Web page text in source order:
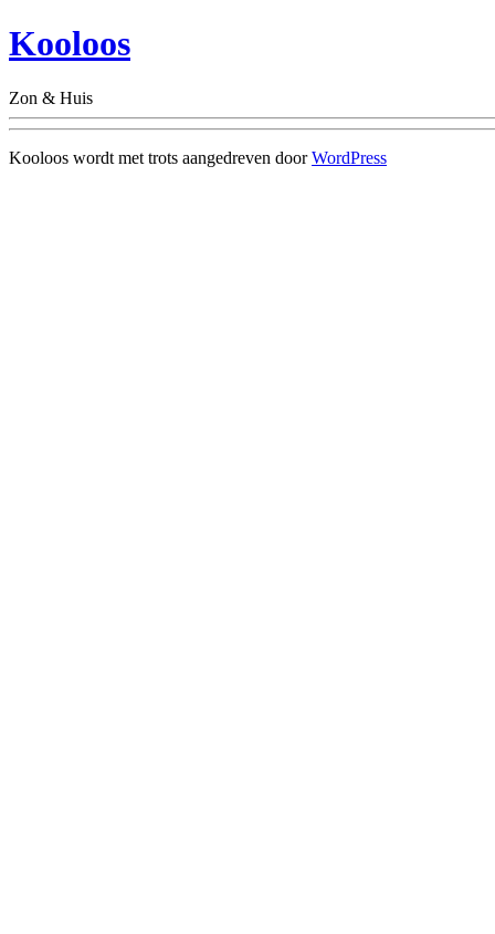
Kooloos
Zon & Huis
Kooloos wordt met trots aangedreven doorWordPress